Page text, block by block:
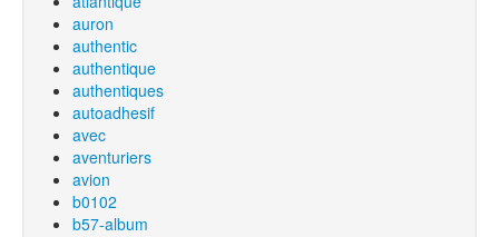
auron
authentic
authentique
authentiques
autoadhesif
avec
aventuriers
avion
b0102
b57-album